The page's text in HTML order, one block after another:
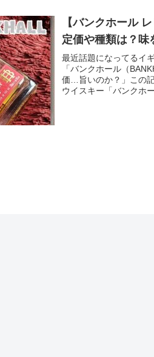
【バンクホール
定価や種類は？味
最近話題になってるイ
「バンクホール（
価…旨いのか？」この
ウイスキー「バンクホ